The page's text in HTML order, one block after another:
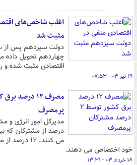
اغلب شاخص‌های
مثبت شد
دولت سیزدهم پس از
چهاردهم تحویل
اقتصادی مثبت شده
۱۹ تیر ۰۳ - ۰۷:۵۳
پرمصرف
درصد از مشترکان که
می کنند،
خود اختصاص می دهند.
۱۸ خرداد ۰۳ - ۱۳:۳۱